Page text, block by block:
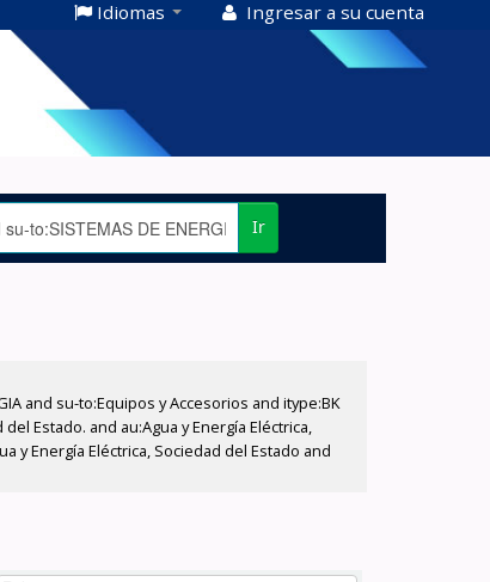
Idiomas Ingresar a su cuenta
Ir
and su-to:Equipos y Accesorios and itype:BK
Estado. and au:Agua y Energía Eléctrica,
y Energía Eléctrica, Sociedad del Estado and